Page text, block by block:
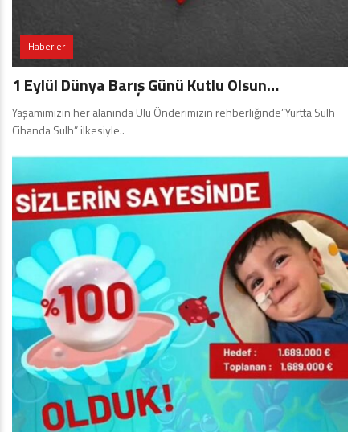
Haberler
1 Eylül Dünya Barış Günü Kutlu Olsun…
Yaşamımızın her alanında Ulu Önderimizin rehberliğinde”Yurtta Sulh
Cihanda Sulh” ilkesiyle..